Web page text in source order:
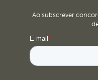
Ao subscrever